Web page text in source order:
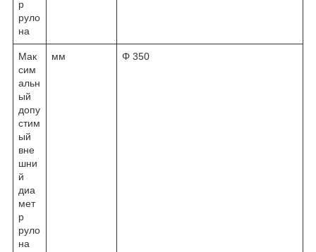
р
руло
на
Мак
сим
альн
ый
допу
стим
ый
вне
шни
й
диа
мет
р
руло
на
мм Φ 350